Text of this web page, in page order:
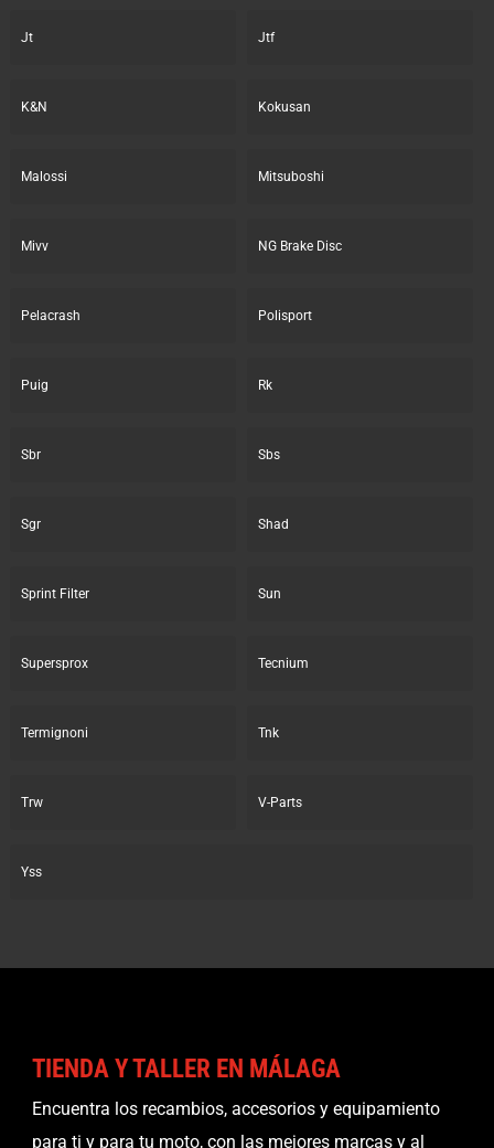
Jt Jtf
K&N Kokusan
Malossi Mitsuboshi
Mivv NG Brake Disc
Pelacrash Polisport
Puig Rk
Sbr Sbs
Sgr Shad
Sprint Filter Sun
Supersprox Tecnium
Termignoni Tnk
Trw V-Parts
Yss
TIENDA Y TALLER EN MÁLAGA
Encuentra los recambios, accesorios y equipamiento
para ti y para tu moto, con las mejores marcas y al